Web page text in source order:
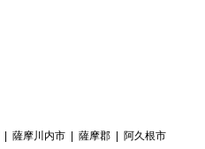
薩摩川内市 薩摩郡
阿久根市